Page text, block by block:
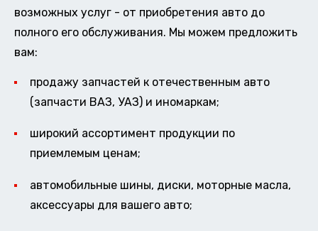
возможных услуг - от приобретения авто до
полного его обслуживания. Мы можем предложить
вам:
продажу запчастей к отечественным авто
(запчасти ВАЗ, УАЗ) и иномаркам;
широкий ассортимент продукции по
приемлемым ценам;
автомобильные шины, диски, моторные масла,
аксессуары для вашего авто;